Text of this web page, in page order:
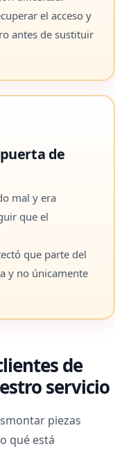
el acceso y
antes de sustituir
de
mal y era
que el
que parte del
y no únicamente
de
servicio
piezas
qué está